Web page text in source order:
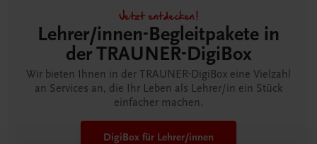
Jetzt entdecken!
Lehrer/innen-Begleitpakete in
der TRAUNER-DigiBox
Wir bieten Ihnen in der TRAUNER-DigiBox eine Vielzahl
an Services an, die Ihr Leben als Lehrer/in ein Stück
einfacher machen.
DigiBox für Lehrer/innen